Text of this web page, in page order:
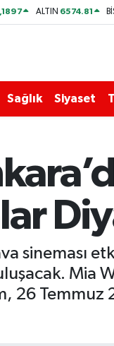
ALTIN 6574.81
Sağlık Siyaset
sineması
Mia
26